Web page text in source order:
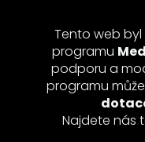
Tento web
programu
podporu a
programu
Najdete nás